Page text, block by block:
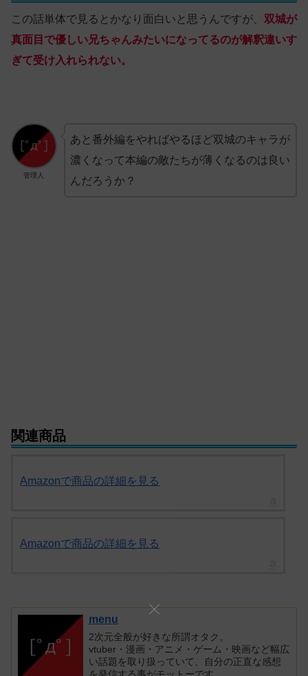
この話単体で見るとかなり面白いと思うんですが、 双城が
真面目で優しい兄ちゃんみたいになってるのが解釈違いす
ぎて受け入れられない。
管理人
あと番外編をやればやるほど双城のキャラが
濃くなって本編の敵たちが薄くなるのは良い
んだろうか？
関連商品
Amazonで商品の詳細を見る
Amazonで商品の詳細を見る
menu
2次元全般が好きな所謂オタク。
vtuber・漫画・アニメ・ゲーム・映画など幅広
い話題を取り扱っていて、自分の正直な感想